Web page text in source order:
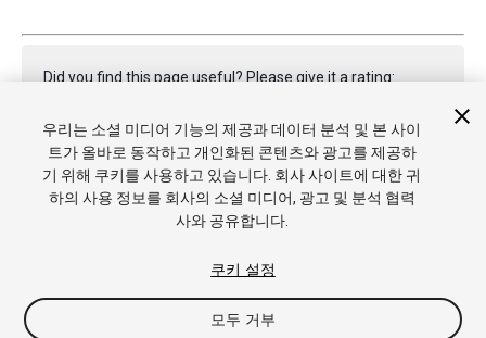
Did you find this page useful? Please give it a rating:
Report a problem on this page
Copyright © 2017 Unity Technologies. Publication 2017.1
우리는 소셜 미디어 기능의 제공과 데이터 분석 및 본 사이
트가 올바로 동작하고 개인화된 콘텐츠와 광고를 제공하
기 위해 쿠키를 사용하고 있습니다. 회사 사이트에 대한 귀
하의 사용 정보를 회사의 소셜 미디어, 광고 및 분석 협력
사와 공유합니다.
쿠키 설정
모두 거부